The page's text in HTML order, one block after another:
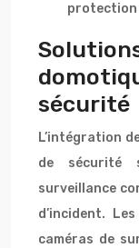
protection
sécurité
L’intégration
de sécurité
surveillance
d’incident.
caméras de